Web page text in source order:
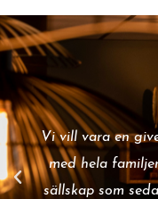
Vi vill vara en
med hela
sällskap som